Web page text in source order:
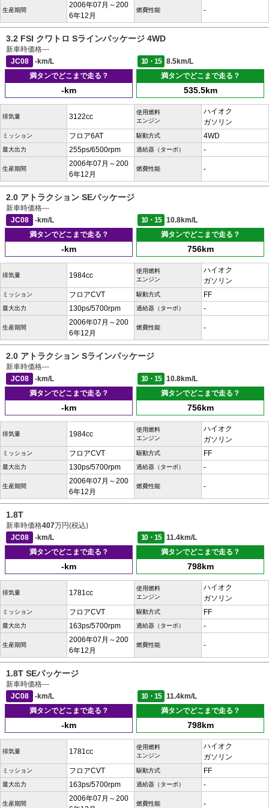
生産期間
2006年07月～200
6年12月
燃費性能 -
3.2 FSI クワトロ Sラインパッケージ 4WD
新車時価格---
JC08
-km/L 10・15
8.5km/L
満タンでどこまで走る？
-km
満タンでどこまで走る？
535.5km
排気量 3122cc
使用燃料
エンジン
ハイオク
ガソリン
ミッション フロア6AT 駆動方式 4WD
最大出力 255ps/6500rpm 過給器（ターボ） -
生産期間
2006年07月～200
6年12月
燃費性能 -
2.0 アトラクション SEパッケージ
新車時価格---
JC08
-km/L 10・15
10.8km/L
満タンでどこまで走る？
-km
満タンでどこまで走る？
756km
排気量 1984cc
使用燃料
エンジン
ハイオク
ガソリン
ミッション フロアCVT 駆動方式 FF
最大出力 130ps/5700rpm 過給器（ターボ） -
生産期間
2006年07月～200
6年12月
燃費性能 -
2.0 アトラクション Sラインパッケージ
新車時価格---
JC08
-km/L 10・15
10.8km/L
満タンでどこまで走る？
-km
満タンでどこまで走る？
756km
排気量 1984cc
使用燃料
エンジン
ハイオク
ガソリン
ミッション フロアCVT 駆動方式 FF
最大出力 130ps/5700rpm 過給器（ターボ） -
生産期間
2006年07月～200
6年12月
燃費性能 -
1.8T
新車時価格407万円(税込)
JC08
-km/L 10・15
11.4km/L
満タンでどこまで走る？
-km
満タンでどこまで走る？
798km
排気量 1781cc
使用燃料
エンジン
ハイオク
ガソリン
ミッション フロアCVT 駆動方式 FF
最大出力 163ps/5700rpm 過給器（ターボ） -
生産期間
2006年07月～200
6年12月
燃費性能 -
1.8T SEパッケージ
新車時価格---
JC08
-km/L 10・15
11.4km/L
満タンでどこまで走る？
-km
満タンでどこまで走る？
798km
排気量 1781cc
使用燃料
エンジン
ハイオク
ガソリン
ミッション フロアCVT 駆動方式 FF
最大出力 163ps/5700rpm 過給器（ターボ） -
生産期間
2006年07月～200
燃費性能 -